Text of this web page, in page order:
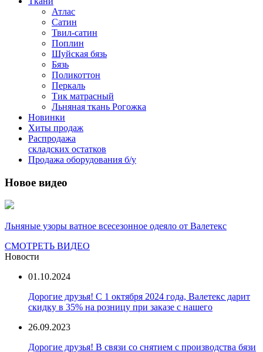
Атлас
Сатин
Твил-сатин
Поплин
Шуйская бязь
Бязь
Поликоттон
Перкаль
Тик матрасный
Льняная ткань Рогожка
Новинки
Хиты продаж
Распродажа
складских остатков
Продажа оборудования б/у
Новое видео
Льняные узоры ватное всесезонное одеяло от Валетекс
СМОТРЕТЬ ВИДЕО
Новости
01.10.2024
Дорогие друзья! С 1 октября 2024 года, Валетекс дарит
скидку в 35% на розницу при заказе с нашего
26.09.2023
Дорогие друзья! В связи со снятием с производства бязи